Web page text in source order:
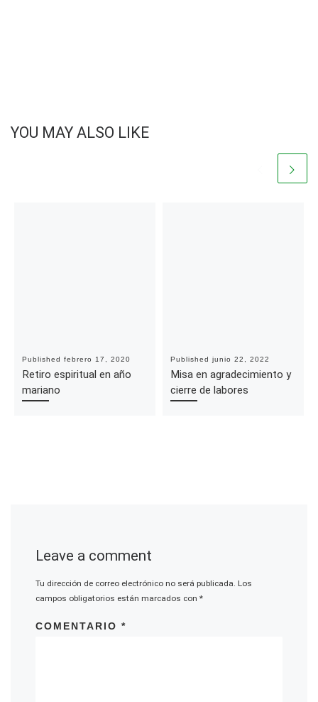
YOU MAY ALSO LIKE
Published febrero 17, 2020
Retiro espiritual en año
mariano
Published junio 22, 2022
Misa en agradecimiento y
cierre de labores
Leave a comment
Tu dirección de correo electrónico no será publicada. Los
campos obligatorios están marcados con*
COMENTARIO*